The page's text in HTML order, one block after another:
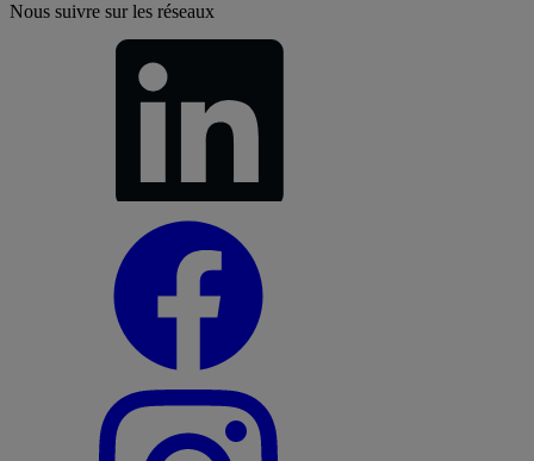
Nous suivre sur les réseaux